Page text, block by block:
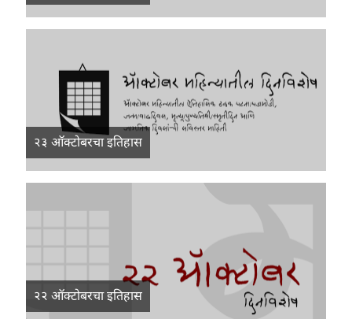
२३ ऑक्टोबरचा इतिहास
२२ ऑक्टोबरचा इतिहास